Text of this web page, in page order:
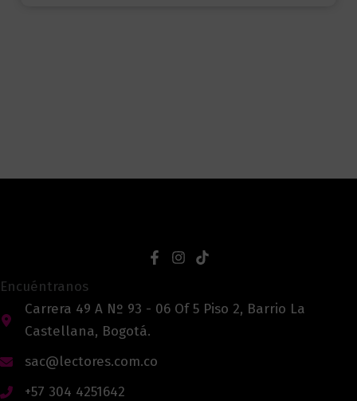
Encuéntranos
Carrera 49 A Nº 93 - 06 Of 5 Piso 2, Barrio La
Castellana, Bogotá.
sac@lectores.com.co
+57 304 4251642